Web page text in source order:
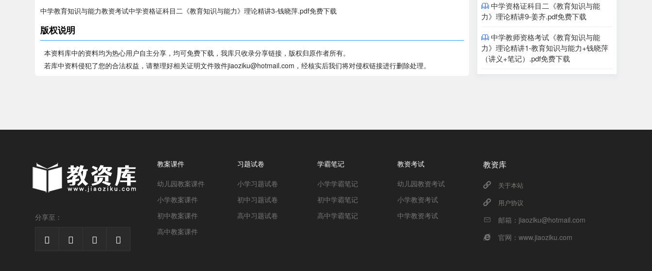
中学教育知识与能力教资考试中学资格证科目二《教育知识与能力》理论精讲3-钱晓萍.pdf免费下载
版权说明
本资料库中的资料均为热心用户自主分享，均可免费下载，我库只收录分享链接，版权归原作者所有。
若库中资料侵犯了您的合法权益，请整理好相关证明文件致件jiaoziku@hotmail.com，经核实后我们将对侵权链接进行删除处理。
 中学资格证科目二《教育知识与能
力》理论精讲9-姜齐.pdf免费下载
 中学教师资格考试《教育知识与能
力》理论精讲1-教育知识与能力+钱晓萍
（讲义+笔记）.pdf免费下载
分享至：
   
教案课件
幼儿园教案课件
小学教案课件
初中教案课件
高中教案课件
习题试卷
小学习题试卷
初中习题试卷
高中习题试卷
学霸笔记
小学学霸笔记
初中学霸笔记
高中学霸笔记
教资考试
幼儿园教资考试
小学教资考试
中学教资考试
教资库
关于本站
用户协议
邮箱：jiaoziku@hotmail.com
官网：www.jiaoziku.com